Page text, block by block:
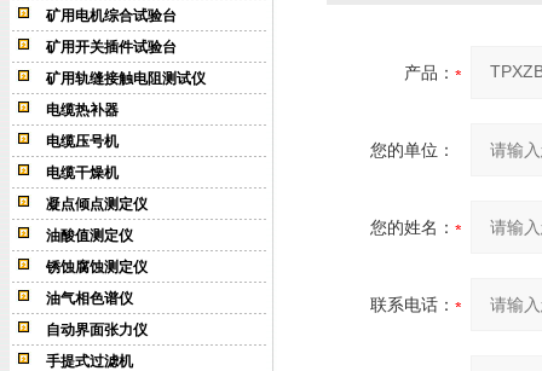
矿用电机综合试验台
矿用开关插件试验台
矿用轨缝接触电阻测试仪
电缆热补器
电缆压号机
电缆干燥机
凝点倾点测定仪
油酸值测定仪
锈蚀腐蚀测定仪
油气相色谱仪
自动界面张力仪
手提式过滤机
产品：
您的单位：
您的姓名：
联系电话：